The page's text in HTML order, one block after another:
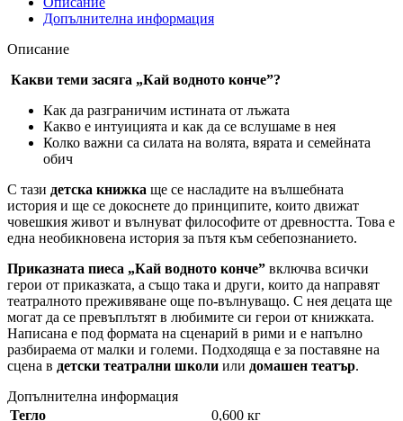
Допълнителна информация
Описание
Какви теми засяга „Кай водното конче”?
Как да разграничим истината от лъжата
Какво е интуицията и как да се вслушаме в нея
Колко важни са силата на волята, вярата и семейната
обич
С тази детска книжка ще се насладите на вълшебната
история и ще се докоснете до принципите, които движат
човешкия живот и вълнуват философите от древността. Това е
една необикновена история за пътя към себепознанието.
Приказната пиеса „Кай водното конче” включва всички
герои от приказката, а също така и други, които да направят
театралното преживяване още по-вълнуващо. С нея децата ще
могат да се превъплътят в любимите си герои от книжката.
Написана е под формата на сценарий в рими и е напълно
разбираема от малки и големи. Подходяща е за поставяне на
сцена в детски театрални школи или домашен театър.
Допълнителна информация
Тегло
0,600 кг